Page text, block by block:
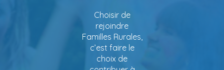
Choisir de
rejoindre
Familles Rurales,
c’est faire le
choix de